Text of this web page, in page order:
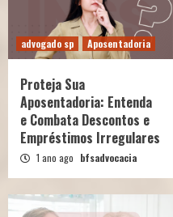
advogado sp Aposentadoria
Proteja Sua
Aposentadoria: Entenda
e Combata Descontos e
Empréstimos Irregulares
1 ano ago bfsadvocacia